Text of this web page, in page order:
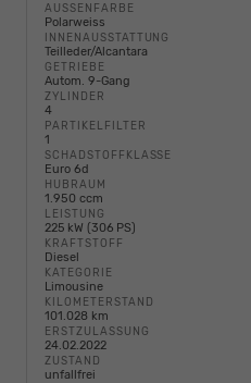
AUSSENFARBE
Polarweiss
INNENAUSSTATTUNG
Teilleder/Alcantara
GETRIEBE
Autom. 9-Gang
ZYLINDER
4
PARTIKELFILTER
1
SCHADSTOFFKLASSE
Euro 6d
HUBRAUM
1.950 ccm
LEISTUNG
225 kW (306 PS)
KRAFTSTOFF
Diesel
KATEGORIE
Limousine
KILOMETERSTAND
101.028 km
ERSTZULASSUNG
24.02.2022
ZUSTAND
unfallfrei